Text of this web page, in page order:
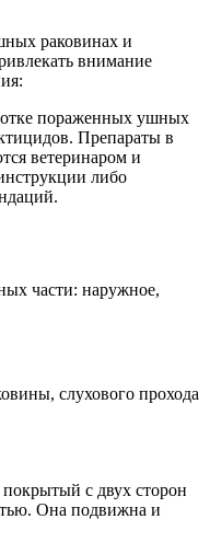
раковинах и
внимание
пораженных ушных
Препараты в
ветеринаром и
либо
части: наружное,
слухового прохода
с двух сторон
Она подвижна и